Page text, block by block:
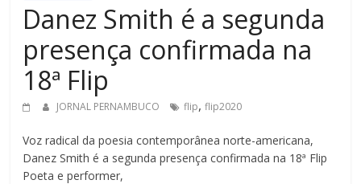
Danez Smith é a segunda
presença confirmada na
18ª Flip
JORNAL PERNAMBUCO flip,flip2020
Voz radical da poesia contemporânea norte-americana,
Danez Smith é a segunda presença confirmada na 18ª Flip
Poeta e performer,